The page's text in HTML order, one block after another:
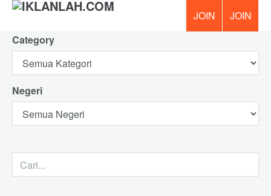
Category
Negeri